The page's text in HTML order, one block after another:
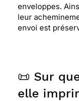
enveloppes.
leur
envoi est
📜 Sur
elle